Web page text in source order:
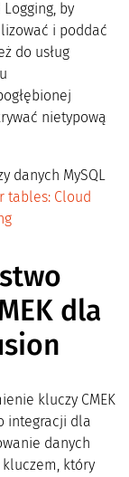
by
i poddać
do usług
nietypową
danych MySQL
tables: Cloud
dla
kluczy CMEK
integracji dla
danych
który